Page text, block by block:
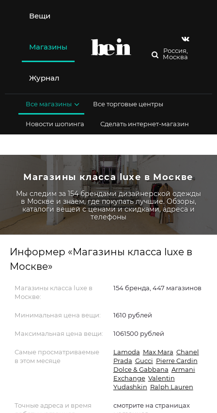
содержимому
Вещи
Магазины
Журнал
Россия,
Москва
Все магазины Все торговые центры
Новости шопинга Сделать интернет-магазин
Магазины класса luxe в Москве
Мы следим за 154 брендами дизайнерской одежды
в Москве и знаем, где покупать лучшие. Обзоры,
каталоги вещей с ценами и скидками, адреса и
телефоны
Информер «Магазины класса luxe в
Москве»
Магазины класса luxe в
Москве:
154 бренда, 447 магазинов
Минимальная цена вещи: 1610 рублей
Максимальная цена вещи: 1061500 рублей
Самые просматриваемые
в этом месяце
Lamoda Max Mara Chanel
Prada Gucci Pierre Cardin
Dolce & Gabbana Armani
Exchange Valentin
Yudashkin Ralph Lauren
Точные адреса и время
смотрите на страницах